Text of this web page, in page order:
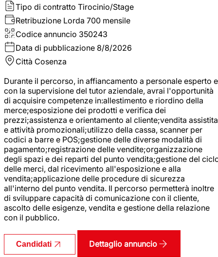
Tipo di contratto Tirocinio/Stage
Retribuzione Lorda 700 mensile
Codice annuncio 350243
Data di pubblicazione 8/8/2026
Città Cosenza
Durante il percorso, in affiancamento a personale esperto e
con la supervisione del tutor aziendale, avrai l'opportunità
di acquisire competenze in:allestimento e riordino della
merce;esposizione dei prodotti e verifica dei
prezzi;assistenza e orientamento al cliente;vendita assistita
e attività promozionali;utilizzo della cassa, scanner per
codici a barre e POS;gestione delle diverse modalità di
pagamento;registrazione delle vendite;organizzazione
degli spazi e dei reparti del punto vendita;gestione del
delle merci, dal ricevimento all'esposizione e alla
vendita;applicazione delle procedure di sicurezza
all'interno del punto vendita. Il percorso permetterà inoltre
di sviluppare capacità di comunicazione con il cliente,
ascolto delle esigenze, vendita e gestione della relazione
con il pubblico.
Candidati Dettaglio annuncio